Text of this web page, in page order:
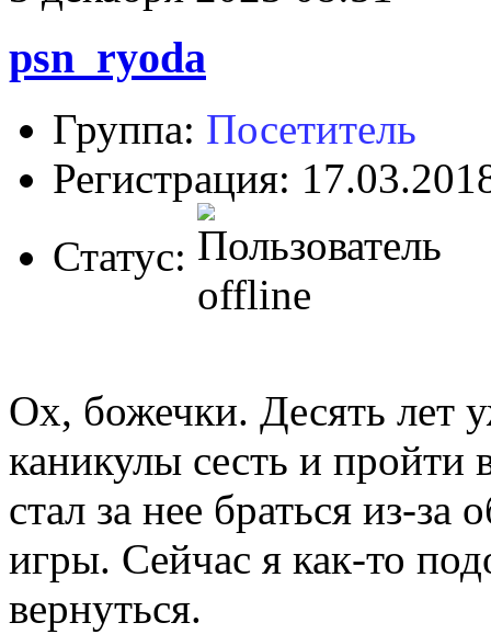
psn_ryoda
Группа: Посетитель
Регистрация:
Статус:
Ох, божечки. Десять лет
каникулы сесть и
стал за нее браться из-
игры. Сейчас я как-то
вернуться.